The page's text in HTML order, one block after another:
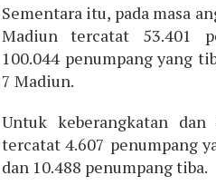
Sementara itu, pada masa
Madiun tercatat 53.401
100.044 penumpang yang
7 Madiun.
Untuk keberangkatan
tercatat 4.607 penumpang
dan 10.488 penumpang tiba.